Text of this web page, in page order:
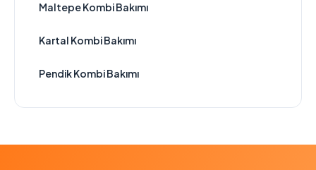
Maltepe Kombi Bakımı
Kartal Kombi Bakımı
Pendik Kombi Bakımı